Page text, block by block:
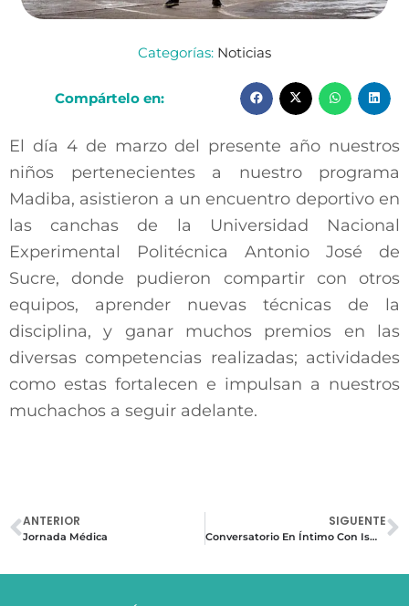
Categorías: Noticias
Compártelo en:
El día 4 de marzo del presente año nuestros
niños pertenecientes a nuestro programa
Madiba, asistieron a un encuentro deportivo en
las canchas de la Universidad Nacional
Experimental Politécnica Antonio José de
Sucre, donde pudieron compartir con otros
equipos, aprender nuevas técnicas de la
disciplina, y ganar muchos premios en las
diversas competencias realizadas; actividades
como estas fortalecen e impulsan a nuestros
muchachos a seguir adelante.
ANTERIOR
Jornada Médica
SIGUENTE
Conversatorio En Íntimo Con Ismael Cala